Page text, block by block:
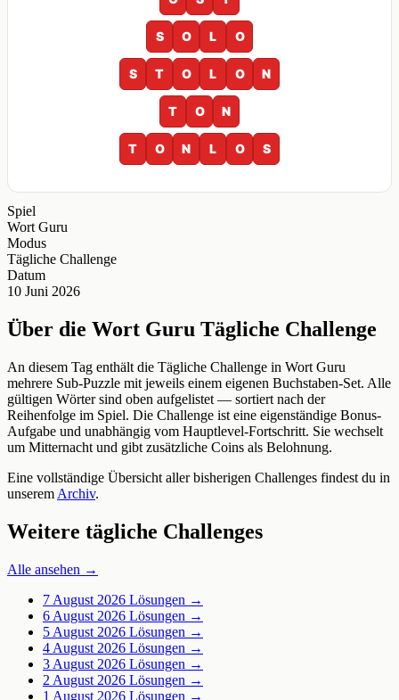
S O L O
S T O L O N
T O N
T O N L O S
Spiel
Wort Guru
Modus
Tägliche Challenge
Datum
10 Juni 2026
Über die Wort Guru Tägliche Challenge
An diesem Tag enthält die Tägliche Challenge in Wort Guru
mehrere Sub-Puzzle mit jeweils einem eigenen Buchstaben-Set. Alle
gültigen Wörter sind oben aufgelistet — sortiert nach der
Reihenfolge im Spiel. Die Challenge ist eine eigenständige Bonus-
Aufgabe und unabhängig vom Hauptlevel-Fortschritt. Sie wechselt
um Mitternacht und gibt zusätzliche Coins als Belohnung.
Eine vollständige Übersicht aller bisherigen Challenges findest du in
unserem Archiv.
Weitere tägliche Challenges
Alle ansehen →
7 August 2026 Lösungen →
6 August 2026 Lösungen →
5 August 2026 Lösungen →
4 August 2026 Lösungen →
3 August 2026 Lösungen →
2 August 2026 Lösungen →
1 August 2026 Lösungen →